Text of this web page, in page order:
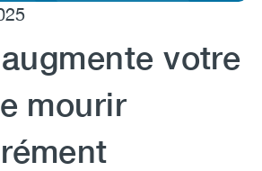
votre
mourir